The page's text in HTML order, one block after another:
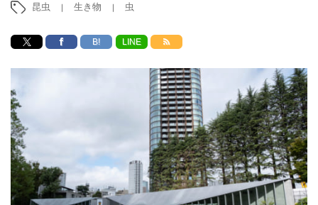
昆虫 生き物 虫
B! LINE